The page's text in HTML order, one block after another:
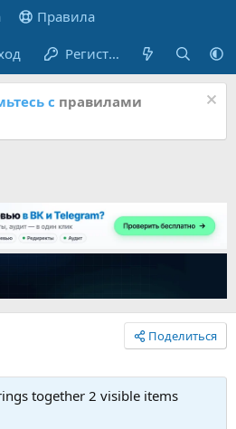
Правила
Регистрация
с правилами
Поделиться
together 2 visible items